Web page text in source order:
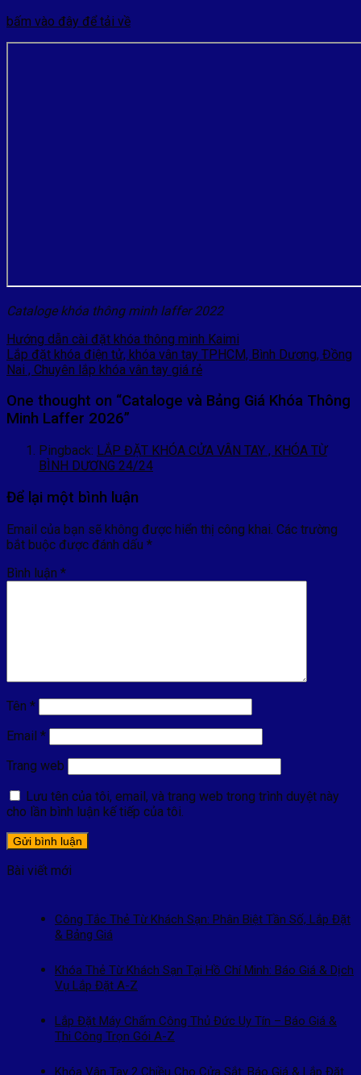
bấm vào đây để tải về
Cataloge khóa thông minh laffer 2022
Hướng dẫn cài đặt khóa thông minh Kaimi
Lắp đặt khóa điện tử, khóa vân tay TPHCM, Bình Dương, Đồng
Nai , Chuyên lắp khóa vân tay giá rẻ
One thought on “Cataloge và Bảng Giá Khóa Thông
Minh Laffer 2026”
Pingback: LẮP ĐẶT KHÓA CỬA VÂN TAY , KHÓA TỪ
BÌNH DƯƠNG 24/24
Để lại một bình luận
Email của bạn sẽ không được hiển thị công khai. Các trường
bắt buộc được đánh dấu *
Bình luận *
Tên *
Email *
Trang web
Lưu tên của tôi, email, và trang web trong trình duyệt này
cho lần bình luận kế tiếp của tôi.
Bài viết mới
Công Tắc Thẻ Từ Khách Sạn: Phân Biệt Tần Số, Lắp Đặt
& Bảng Giá
Khóa Thẻ Từ Khách Sạn Tại Hồ Chí Minh: Báo Giá & Dịch
Vụ Lắp Đặt A-Z
Lắp Đặt Máy Chấm Công Thủ Đức Uy Tín – Báo Giá &
Thi Công Trọn Gói A-Z
Khóa Vân Tay 2 Chiều Cho Cửa Sắt: Báo Giá & Lắp Đặt